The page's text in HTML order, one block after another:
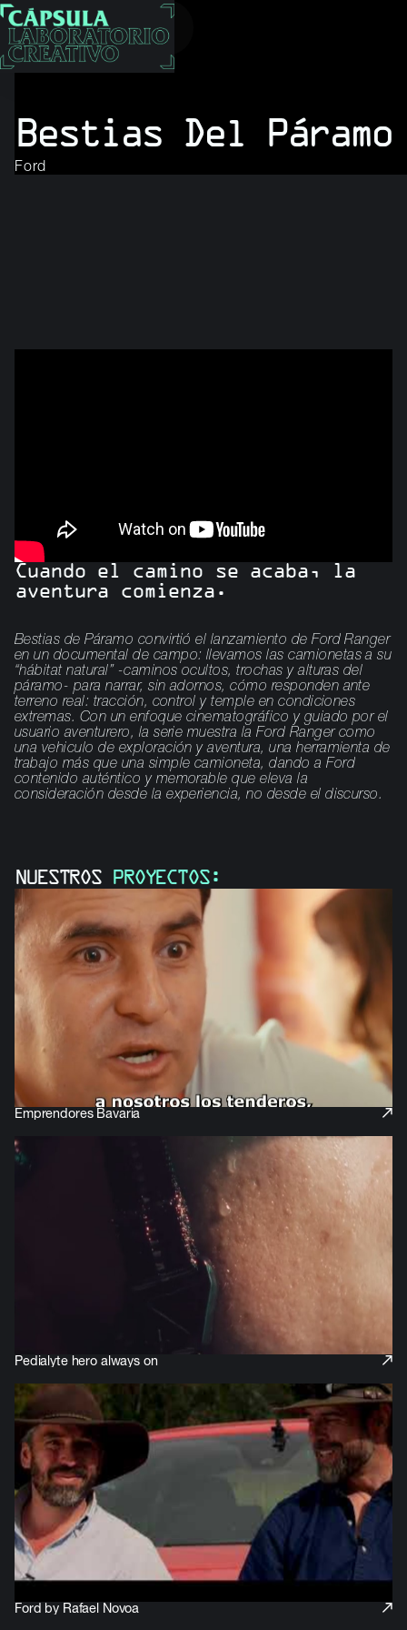
Bestias Del Páramo
Ford
Cuando el camino se acaba, la
aventura comienza.
Bestias de Páramo convirtió el lanzamiento de Ford Ranger
en un documental de campo: llevamos las camionetas a su
“hábitat natural” -caminos ocultos, trochas y alturas del
páramo- para narrar, sin adornos, cómo responden ante
terreno real: tracción, control y temple en condiciones
extremas. Con un enfoque cinematográfico y guiado por el
usuario aventurero, la serie muestra la Ford Ranger como
una vehiculo de exploración y aventura, una herramienta de
trabajo más que una simple camioneta, dando a Ford
contenido auténtico y memorable que eleva la
consideración desde la experiencia, no desde el discurso.
NUESTROS PROYECTOS:
Emprendores Bavaria
Pedialyte hero always on
Ford by Rafael Novoa